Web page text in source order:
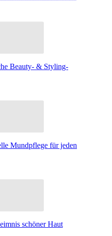
Beauty- & Styling-
Mundpflege für jeden
schöner Haut